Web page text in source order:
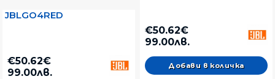
JBLGO4RED
€50.62€
99.00лв.
€50.62€
99.00лв.